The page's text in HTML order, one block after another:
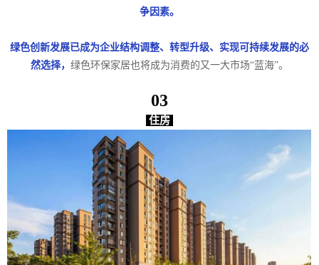
争因素。
绿色创新发展已成为企业结构调整、转型升级、实现可持续发展的必
然选择， 绿色环保家居也将成为消费的又一大市场“蓝海”。
03
住房